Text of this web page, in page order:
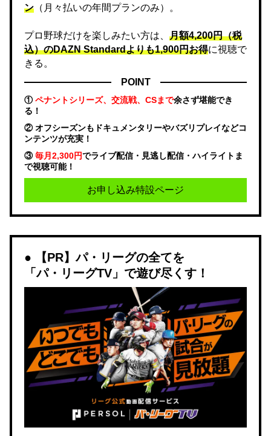
ン （月々払いの年間プランのみ）。
プロ野球だけを楽しみたい方は、 月額4,200円（税
込）のDAZN Standard​よりも1,900円お得に視聴で
きる。
POINT
①ペナントシリーズ、交流戦、CSまで余さず堪能でき
る！
② オフシーズンもドキュメンタリーやバズリプレイなどコ
ンテンツが充実！
③毎月2,300円でライブ配信・見逃し配信・ハイライトま
で視聴可能！
お申し込み特設ページ
【PR】パ・リーグの全てを
「パ・リーグTV」で遊び尽くす！